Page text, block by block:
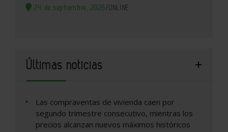
24 de septiembre, 2026/ONLINE
Últimas noticias
Las compraventas de vivienda caen por
segundo trimestre consecutivo, mientras los
precios alcanzan nuevos máximos históricos